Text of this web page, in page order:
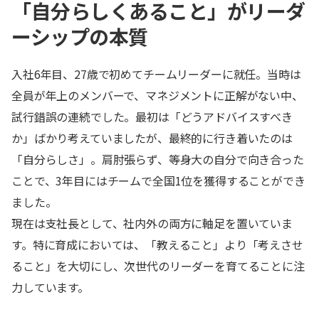
「自分らしくあること」がリーダ
ーシップの本質
入社6年目、27歳で初めてチームリーダーに就任。当時は
全員が年上のメンバーで、マネジメントに正解がない中、
試行錯誤の連続でした。最初は「どうアドバイスすべき
か」ばかり考えていましたが、最終的に行き着いたのは
「自分らしさ」。肩肘張らず、等身大の自分で向き合った
ことで、3年目にはチームで全国1位を獲得することができ
ました。
現在は支社長として、社内外の両方に軸足を置いていま
す。特に育成においては、「教えること」より「考えさせ
ること」を大切にし、次世代のリーダーを育てることに注
力しています。